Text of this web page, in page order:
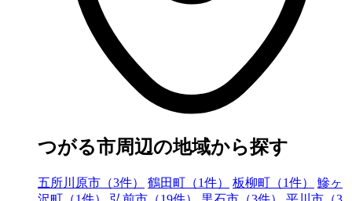
つがる市周辺の地域から探す
五所川原市（3件） 鶴田町（1件） 板柳町（1件）
鰺ヶ